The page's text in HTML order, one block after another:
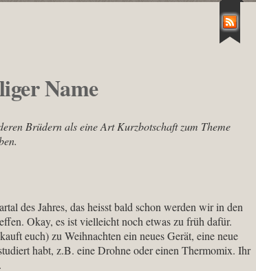
Name
Brüdern als eine Art Kurzbotschaft zum Theme
des Jahres, das heisst bald schon werden wir in den
Okay, es ist vielleicht noch etwas zu früh dafür.
euch) zu Weihnachten ein neues Gerät, eine neue
habt, z.B. eine Drohne oder einen Thermomix. Ihr